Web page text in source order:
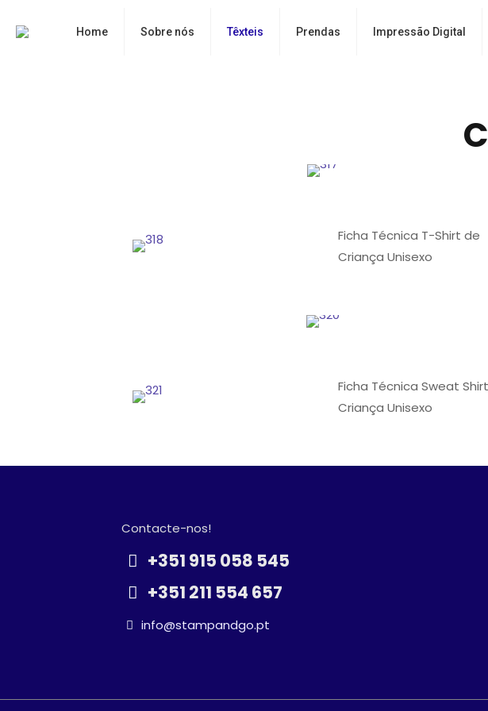
Home Sobre nós Têxteis Prendas Impressão Digital
Ficha Técnica T-Shirt de
Criança Unisexo
Ficha Técnica Sweat
Criança Unisexo
Contacte-nos!
+351 915 058 545
+351 211 554 657
info@stampandgo.pt